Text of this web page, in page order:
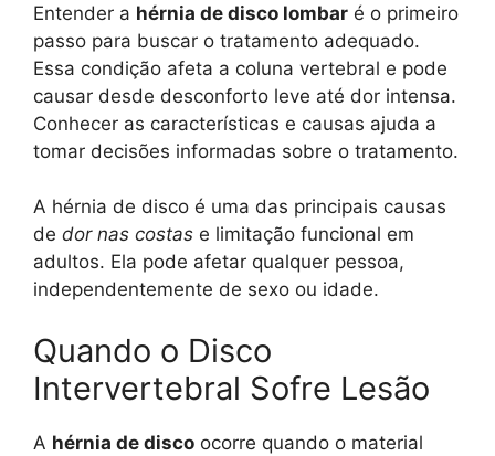
Entender a hérnia de disco lombar é o primeiro
passo para buscar o tratamento adequado.
Essa condição afeta a coluna vertebral e pode
causar desde desconforto leve até dor intensa.
Conhecer as características e causas ajuda a
tomar decisões informadas sobre o tratamento.
A hérnia de disco é uma das principais causas
de dor nas costas e limitação funcional em
adultos. Ela pode afetar qualquer pessoa,
independentemente de sexo ou idade.
Quando o Disco
Intervertebral Sofre Lesão
A hérnia de disco ocorre quando o material